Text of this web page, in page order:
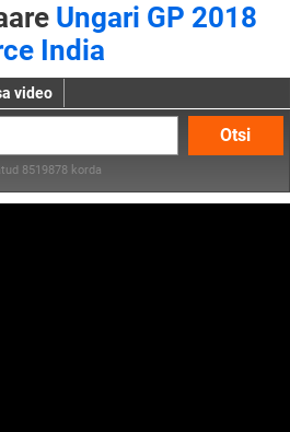
Ungari GP 2018
India
video
Otsi
8519878 korda